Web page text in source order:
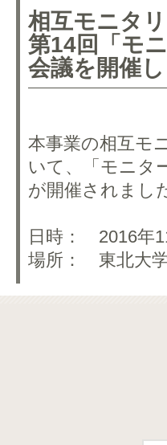
相互モニタ
第14回「モ
会議を開催
本事業の相互モ
いて、「モニタ
が開催されまし
日時： 2016年
場所： 東北大